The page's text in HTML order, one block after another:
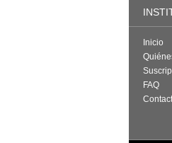
Inicio
FAQ